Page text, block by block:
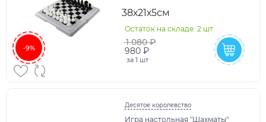
-9%
38х21х5см
Остаток на складе: 2 шт
1 080 ₽
980 ₽
за 1 шт
Десятое королевство
Игра настольная "Шахматы"